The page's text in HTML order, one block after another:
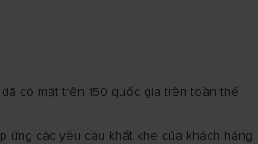
có mặt trên 150 quốc gia trên toàn thế
ứng các yêu cầu khắt khe của khách hàng